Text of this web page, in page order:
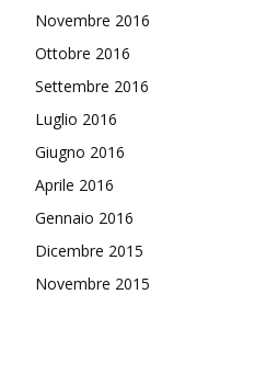
Novembre 2016
Ottobre 2016
Settembre 2016
Luglio 2016
Giugno 2016
Aprile 2016
Gennaio 2016
Dicembre 2015
Novembre 2015